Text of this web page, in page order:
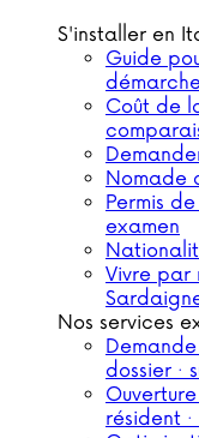
S'installer en
Guide
Coût de
Nomade
Permis
examen
Vivre par
Nos services
dossier ·
résident